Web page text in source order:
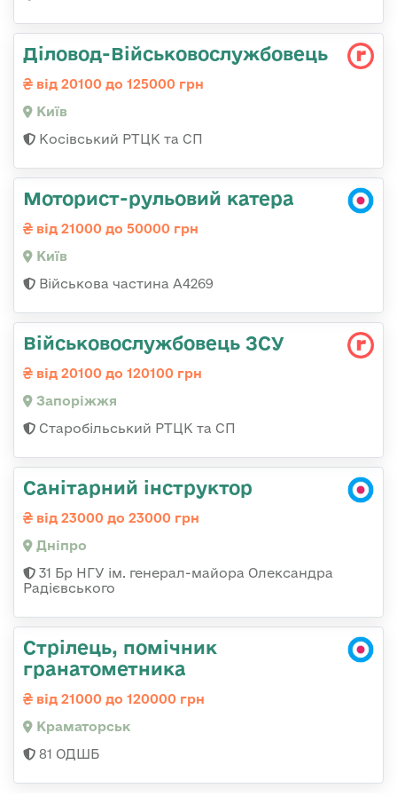
Діловод-Військовослужбовець
від 20100 до 125000 грн
Київ
Косівський РТЦК та СП
Моторист-рульовий катера
від 21000 до 50000 грн
Київ
Військова частина А4269
Військовослужбовець ЗСУ
від 20100 до 120100 грн
Запоріжжя
Старобільський РТЦК та СП
Санітарний інструктор
від 23000 до 23000 грн
Дніпро
31 Бр НГУ ім. генерал-майора Олександра
Радієвського
Стрілець, помічник
гранатометника
від 21000 до 120000 грн
Краматорськ
81 ОДШБ